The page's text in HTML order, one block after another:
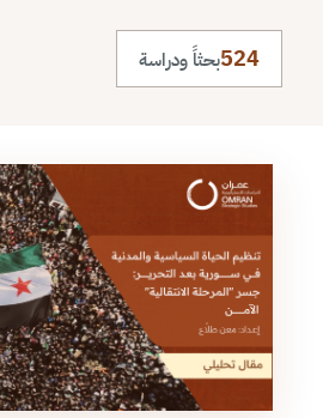
524بحثاً ودراسة